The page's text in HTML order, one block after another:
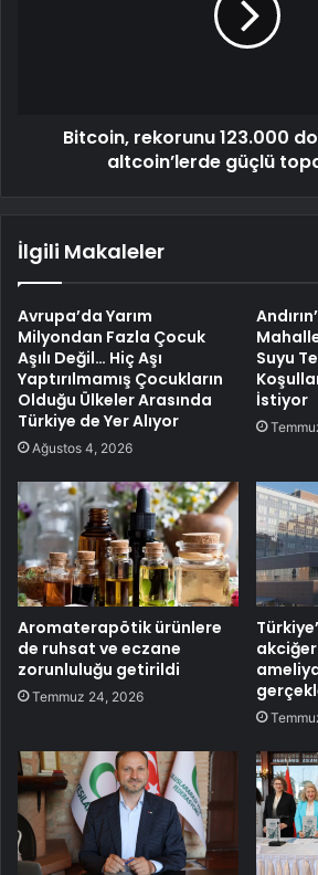
Bitcoin, rekorunu 123.000
altcoin’lerde güçlü
İlgili Makaleler
Avrupa’da Yarım
Milyondan Fazla Çocuk
Aşılı Değil… Hiç Aşı
Yaptırılmamış Çocukların
Olduğu Ülkeler Arasında
Türkiye de Yer Alıyor
Ağustos 4, 2026
Suyu
İstiyor
Aromaterapötik ürünlere
de ruhsat ve eczane
zorunluluğu getirildi
Temmuz 24, 2026